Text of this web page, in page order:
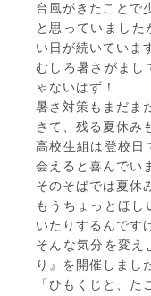
台風がきたことで
と思っていまし
い日が続いていま
むしろ暑さがまし
ゃないはず！
暑さ対策もまだま
さて、残る夏休み
高校生組は登校日
会えると喜んでい
そのそばでは夏休
もうちょっとほし
いたりするんです
そんな気分を変え
り』を開催しまし
「ひもくじと、た